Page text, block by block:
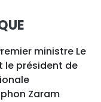
ministre Le
le président de
Zaram